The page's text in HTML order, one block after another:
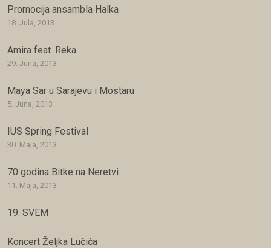
Promocija ansambla Halka
18. Jula, 2013
Amira feat. Reka
29. Juna, 2013
Maya Sar u Sarajevu i Mostaru
5. Juna, 2013
IUS Spring Festival
30. Maja, 2013
70 godina Bitke na Neretvi
11. Maja, 2013
19. SVEM
Koncert Željka Lučića